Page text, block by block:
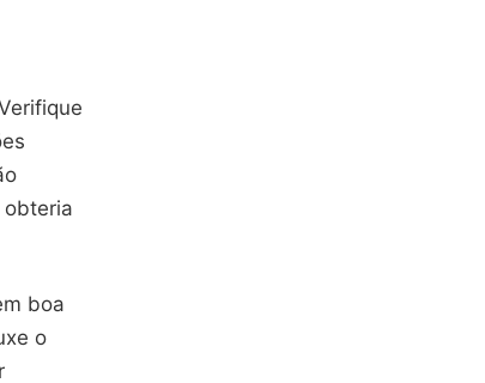
obteria
boa
o